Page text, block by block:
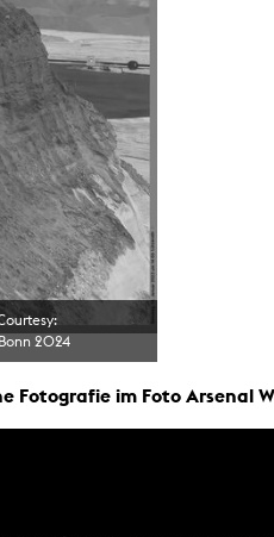
2024
Fotografie im Foto Arsenal